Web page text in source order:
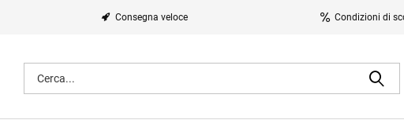
Consegna veloce Condizioni di